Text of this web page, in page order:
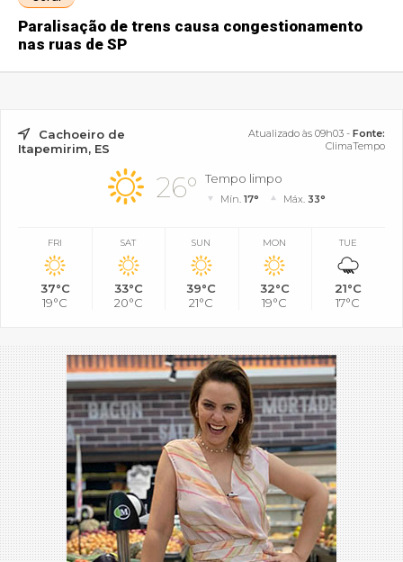
Paralisação de trens causa congestionamento
nas ruas de SP
Cachoeiro de
Itapemirim, ES
Atualizado às 09h03 - Fonte:
ClimaTempo
26° Tempo limpo
Mín.17° Máx. 33°
FRI
37°C
19°C
SAT
33°C
20°C
SUN
39°C
21°C
MON
32°C
19°C
TUE
21°C
17°C